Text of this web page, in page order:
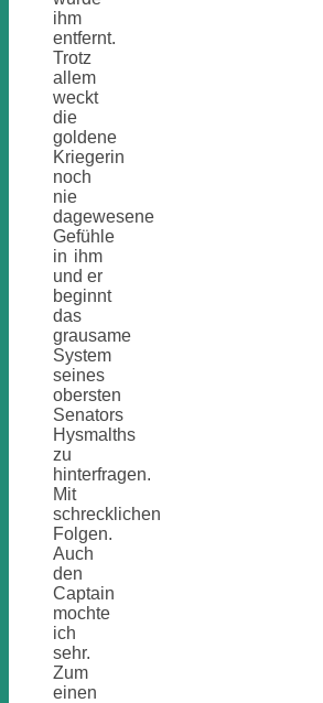
ihm
entfernt.
Trotz
allem
weckt
die
goldene
Kriegerin
noch
nie
dagewesene
Gefühle
in ihm
und er
beginnt
das
grausame
System
seines
obersten
Senators
Hysmalths
zu
hinterfragen.
Mit
schrecklichen
Folgen.
Auch
den
Captain
mochte
ich
sehr.
Zum
einen